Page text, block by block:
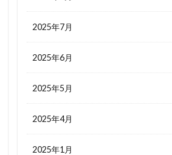
2025年7月
2025年6月
2025年5月
2025年4月
2025年1月